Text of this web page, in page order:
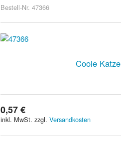
Bestell-Nr. 47366
Coole Katze
0,57 €
inkl. MwSt. zzgl.Versandkosten